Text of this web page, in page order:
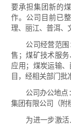
要承担集团新的
作。公司目前已
理、丽江、普洱、
公司经营范围
售；煤矿技术服
应用；煤炭运输
目，经相关部门批
公司办公地点：
集团有限公司（附
为进一步激活